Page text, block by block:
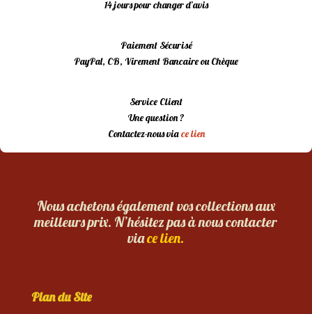
14 jours pour changer d’avis
Paiement Sécurisé
PayPal, CB, Virement Bancaire ou Chèque
Service Client
Une question ?
Contactez-nous viace lien
Nous achetons également vos collections aux
meilleurs prix. N’hésitez pas à nous contacter
viace lien.
Plan du Site